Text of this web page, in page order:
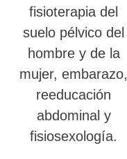
fisioterapia del
suelo pélvico del
hombre y de la
mujer, embarazo,
reeducación
abdominal y
fisiosexología.